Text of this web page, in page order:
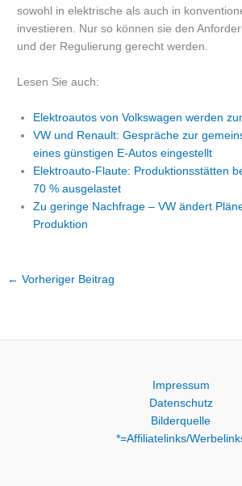
sowohl in elektrische als auch in
investieren. Nur so können sie den
und der Regulierung gerecht werden.
Lesen Sie auch:
Elektroautos von Volkswagen werden
VW und Renault: Gespräche zur
eines günstigen E-Autos eingestellt
Elektroauto-Flaute: Produktionsstätten
70 % ausgelastet
Zu geringe Nachfrage – VW ändert
Produktion
← Vorheriger Beitrag
Impressum
Datenschutz
Bilderquelle
*=Affiliatelinks/